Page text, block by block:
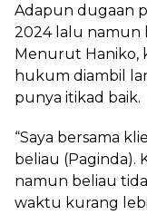
Adapun dugaan
2024 lalu namun
Menurut Haniko,
hukum diambil
punya itikad baik.
“Saya bersama
beliau (Paginda).
namun beliau
waktu kurang